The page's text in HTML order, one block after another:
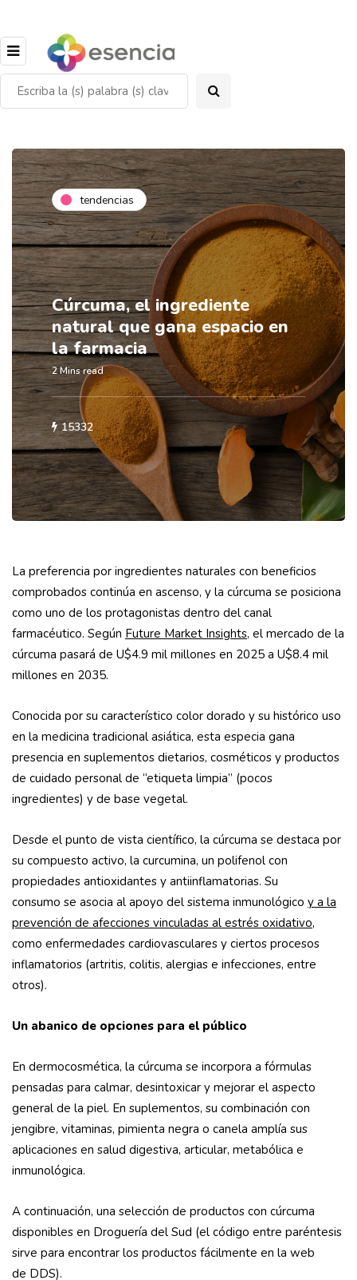
tendencias
Cúrcuma, el ingrediente
natural que gana espacio en
la farmacia
2 Mins read
15332
La preferencia por ingredientes naturales con beneficios
comprobados continúa en ascenso, y la cúrcuma se posiciona
como uno de los protagonistas dentro del canal
farmacéutico. Según Future Market Insights, el mercado de la
cúrcuma pasará de U$4.9 mil millones en 2025 a U$8.4 mil
millones en 2035.
Conocida por su característico color dorado y su histórico uso
en la medicina tradicional asiática, esta especia gana
presencia en suplementos dietarios, cosméticos y productos
de cuidado personal de “etiqueta limpia” (pocos
ingredientes) y de base vegetal.
Desde el punto de vista científico, la cúrcuma se destaca por
su compuesto activo, la curcumina, un polifenol con
propiedades antioxidantes y antiinflamatorias. Su
consumo se asocia al apoyo del sistema inmunológico y a la
prevención de afecciones vinculadas al estrés oxidativo,
como enfermedades cardiovasculares y ciertos procesos
inflamatorios (artritis, colitis, alergias e infecciones, entre
otros).
Un abanico de opciones para el público
En dermocosmética, la cúrcuma se incorpora a fórmulas
pensadas para calmar, desintoxicar y mejorar el aspecto
general de la piel. En suplementos, su combinación con
jengibre, vitaminas, pimienta negra o canela amplía sus
aplicaciones en salud digestiva, articular, metabólica e
inmunológica.
A continuación, una selección de productos con cúrcuma
disponibles en Droguería del Sud (el código entre paréntesis
sirve para encontrar los productos fácilmente en la web
de DDS).